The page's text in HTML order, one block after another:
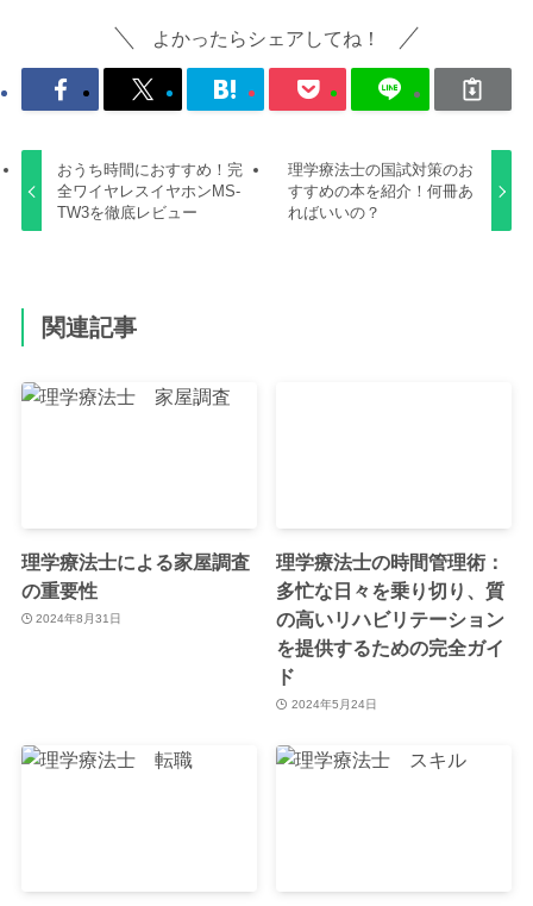
よかったらシェアしてね！
おうち時間におすすめ！完
全ワイヤレスイヤホンMS-
TW3を徹底レビュー
理学療法士の国試対策のお
すすめの本を紹介！何冊あ
ればいいの？
関連記事
理学療法士による家屋調査
の重要性
2024年8月31日
理学療法士の時間管理術：
多忙な日々を乗り切り、質
の高いリハビリテーション
を提供するための完全ガイ
ド
2024年5月24日